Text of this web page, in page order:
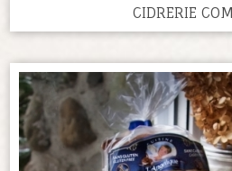
CIDRERIE